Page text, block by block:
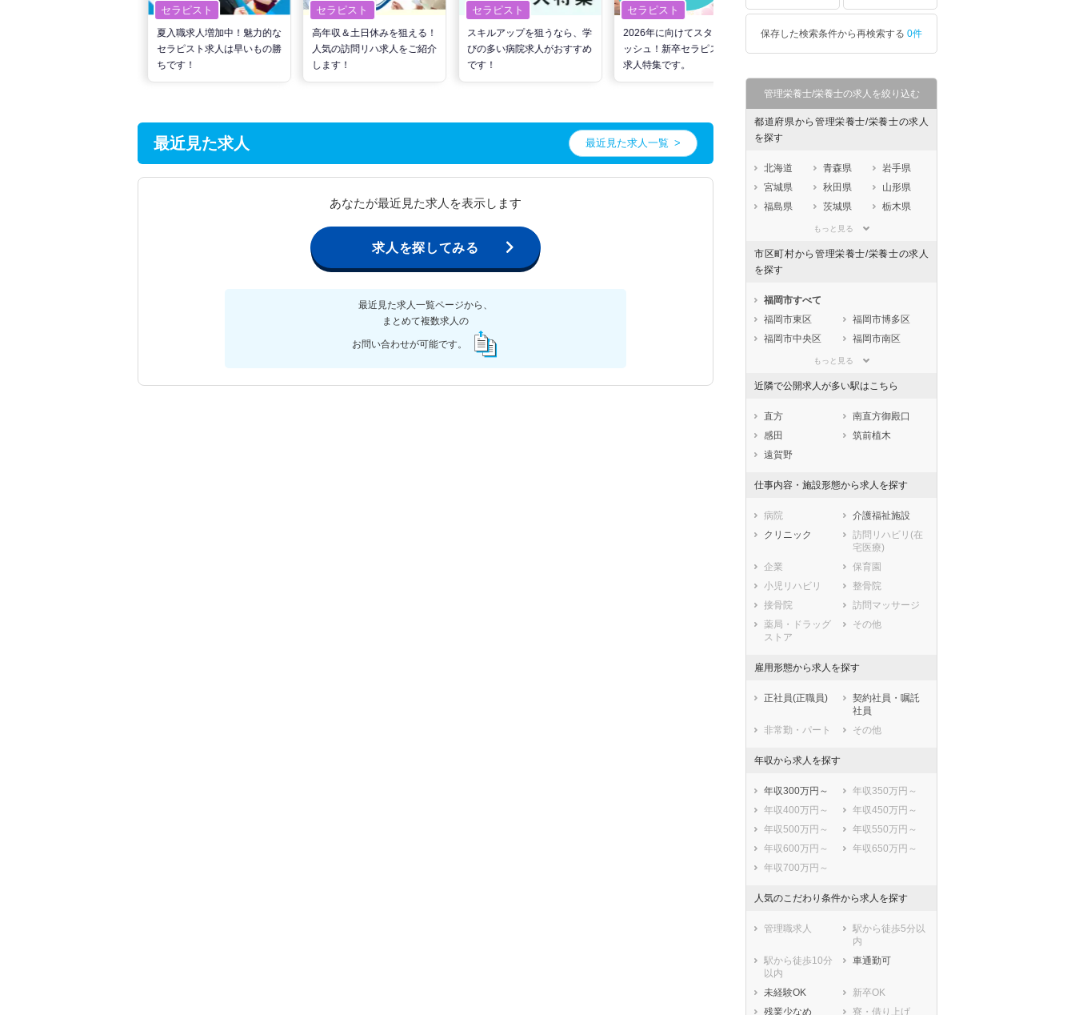
セラピスト
夏入職求人増加中！魅力的な
セラピスト求人は早いもの勝
ちです！
セラピスト
高年収＆土日休みを狙える！
人気の訪問リハ求人をご紹介
します！
セラピスト
スキルアップを狙うなら、学
びの多い病院求人がおすすめ
です！
セラピスト
2026年に向けてスタートダ
ッシュ！新卒セラピスト向け
求人特集です。
セラピスト
世の中の需要の高まりととも
の方へ！なぜ120日が基準？
最近見た求人 最近見た求人一覧
あなたが最近見た求人を表示します
求人を探してみる
最近見た求人一覧ページから、
まとめて複数求人の
お問い合わせが可能です。
保存した検索条件から再検索する 0件
管理栄養士/栄養士の求人を絞り込む
都道府県から管理栄養士/栄養士の求人
を探す
北海道 青森県
岩手県
宮城県
秋田県
山形県
福島県
茨城県
栃木県
埼玉県
山梨県
静岡県
滋賀県
京都府
大阪府
兵庫県
奈良県
和歌山県
島根県
広島県
山口県
徳島県
福岡県
佐賀県
長崎県
熊本県
大分県
宮崎県
鹿児島県
もっと見る
市区町村から管理栄養士/栄養士の求人
を探す
福岡市すべて
福岡市東区
福岡市博多区
福岡市中央区
福岡市南区
福岡市城南区
北九州市門司区
北九州市若松区
北九州市戸畑区
北九州市小倉北
区
区
区
市部
久留米市
直方市
飯塚市
田川市
柳川市
八女市
筑後市
大川市
行橋市
小郡市
筑紫野市
宗像市
太宰府市
古賀市
福津市
嘉麻市
遠賀郡岡垣町
遠賀郡遠賀町
嘉穂郡桂川町
朝倉郡筑前町
朝倉郡東峰村
三井郡大刀洗町
三潴郡大木町
田川郡香春町
田川郡添田町
田川郡糸田町
田川郡川崎町
もっと見る
近隣で公開求人が多い駅はこちら
直方
南直方御殿口
感田
筑前植木
遠賀野
仕事内容・施設形態から求人を探す
病院
介護福祉施設
クリニック
訪問リハビリ(在
宅医療)
企業
保育園
小児リハビリ
整骨院
接骨院
訪問マッサージ
薬局・ドラッグ
ストア
その他
雇用形態から求人を探す
正社員(正職員)
契約社員・嘱託
社員
非常勤・パート
その他
年収から求人を探す
年収300万円～
年収350万円～
年収400万円～
年収450万円～
年収500万円～
年収550万円～
年収600万円～
年収650万円～
年収700万円～
人気のこだわり条件から求人を探す
管理職求人
駅から徒歩5分以
内
駅から徒歩10分
以内
車通勤可
未経験OK
新卒OK
残業少なめ
寮・借り上げ